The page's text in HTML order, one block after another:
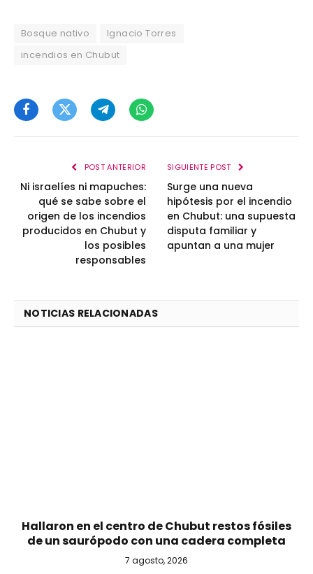
Bosque nativo
Ignacio Torres
incendios en Chubut
FacebookTwitterTelegramWhatsApp
POST ANTERIOR
Ni israelíes ni mapuches:
qué se sabe sobre el
origen de los incendios
producidos en Chubut y
los posibles
responsables
SIGUIENTE POST
Surge una nueva
hipótesis por el incendio
en Chubut: una supuesta
disputa familiar y
apuntan a una mujer
NOTICIAS RELACIONADAS
Hallaron en el centro de Chubut restos fósiles
de un saurópodo con una cadera completa
7 agosto, 2026